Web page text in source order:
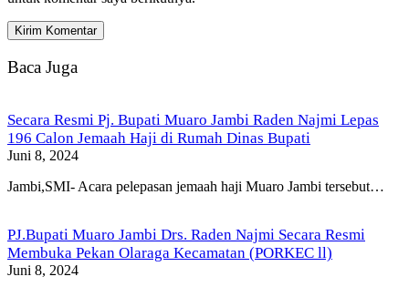
Baca Juga
Secara Resmi Pj. Bupati Muaro Jambi Raden Najmi Lepas
196 Calon Jemaah Haji di Rumah Dinas Bupati
Juni 8, 2024
Jambi,SMI- Acara pelepasan jemaah haji Muaro Jambi tersebut…
PJ.Bupati Muaro Jambi Drs. Raden Najmi Secara Resmi
Membuka Pekan Olaraga Kecamatan (PORKEC ll)
Juni 8, 2024